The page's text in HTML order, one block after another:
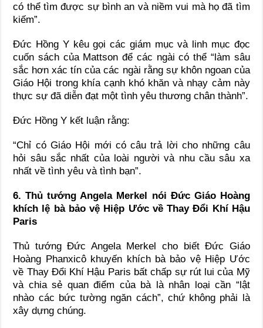
có thể tìm được sự bình an và niềm vui mà họ đã tìm
kiếm”.
Đức Hồng Y kêu gọi các giám mục và linh mục đọc
cuốn sách của Mattson để các ngài có thể “làm sâu
sắc hơn xác tín của các ngài rằng sự khôn ngoan của
Giáo Hội trong khía cạnh khó khăn và nhạy cảm này
thực sự đã diễn đạt một tình yêu thương chân thành”.
Đức Hồng Y kết luận rằng:
“Chỉ có Giáo Hội mới có câu trả lời cho những câu
hỏi sâu sắc nhất của loài người và nhu cầu sâu xa
nhất về tình yêu và tình bạn”.
6. Thủ tướng Angela Merkel nói Đức Giáo Hoàng
khích lệ bà bảo vệ Hiệp Ước về Thay Đổi Khí Hậu
Paris
Thủ tướng Đức Angela Merkel cho biết Đức Giáo
Hoàng Phanxicô khuyến khích bà bảo vệ Hiệp Ước
về Thay Đổi Khí Hậu Paris bất chấp sự rút lui của Mỹ
và chia sẻ quan điểm của bà là nhân loại cần “lật
nhào các bức tường ngăn cách”, chứ không phải là
xây dựng chúng.